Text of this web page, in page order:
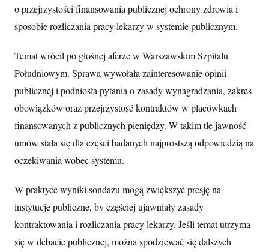
o przejrzystości finansowania publicznej ochrony zdrowia i
sposobie rozliczania pracy lekarzy w systemie publicznym.
Temat wrócił po głośnej aferze w Warszawskim Szpitalu
Południowym. Sprawa wywołała zainteresowanie opinii
publicznej i podniosła pytania o zasady wynagradzania, zakres
obowiązków oraz przejrzystość kontraktów w placówkach
finansowanych z publicznych pieniędzy. W takim tle jawność
umów stała się dla części badanych najprostszą odpowiedzią na
oczekiwania wobec systemu.
W praktyce wyniki sondażu mogą zwiększyć presję na
instytucje publiczne, by częściej ujawniały zasady
kontraktowania i rozliczania pracy lekarzy. Jeśli temat utrzyma
się w debacie publicznej, można spodziewać się dalszych